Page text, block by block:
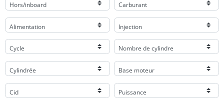
Hors/inboard Carburant
Alimentation Injection
Cycle Nombre de cylindre
Cylindrée Base moteur
Cid Puissance